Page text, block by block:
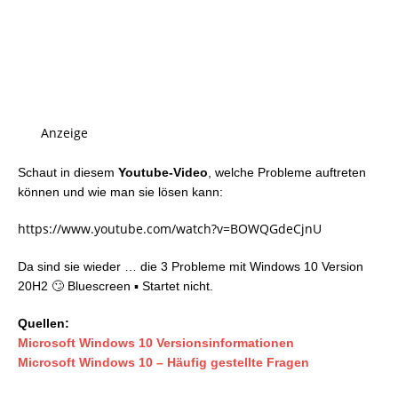
Anzeige
Schaut in diesem Youtube-Video , welche Probleme auftreten
können und wie man sie lösen kann:
https://www.youtube.com/watch?v=BOWQGdeCjnU
Da sind sie wieder … die 3 Probleme mit Windows 10 Version
20H2 🙄️ Bluescreen ▪️ Startet nicht.
Quellen:
Microsoft Windows 10 Versionsinformationen
Microsoft Windows 10 – Häufig gestellte Fragen